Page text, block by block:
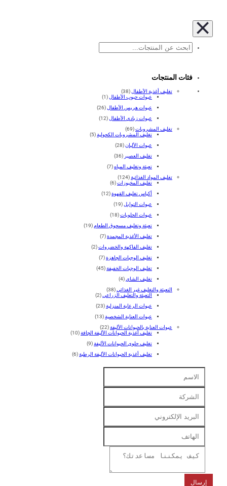
فئات المنتجات
تغليف أغذية الأطفال(38)
عبوات حبوب الأطفال(1)
عبوات هريس الأطفال(26)
عبوات زبادي الأطفال (12)
تغليف المشروبات(69)
تغليف المشروبات الكحولية(5)
عبوات الألبان(28)
تغليف العصير(36)
تعبئة وتغليف المياه(7)
تغليف المواد الغذائية(124)
تغليف المخبوزات(6)
أكياس تغليف القهوة(12)
عبوات التوابل(19)
عبوات الحلويات(18)
تعبئة وتغليف مسحوق الطعام(19)
تغليف الأغذية المجمدة(7)
تغليف الفاكهة والخضروات(2)
تغليف الوجبات الجاهزة(7)
تغليف الوجبات الخفيفة(45)
تغليف الشاي(4)
التعبئة والتغليف غير الغذائي(38)
التعبئة والتغليف الزراعي (2)
عبوات الرعاية المنزلية(23)
عبوات العناية الشخصية(13)
عبوات العناية بالحيوانات الأليفة(22)
تغليف أغذية الحيوانات الأليفة الجافة(10)
تغليف حلوى الحيوانات الأليفة(9)
تغليف أغذية الحيوانات الأليفة الرطبة(6)